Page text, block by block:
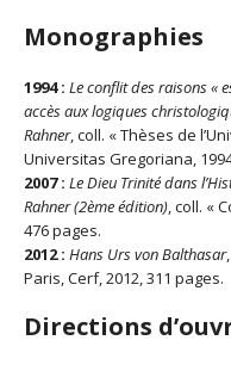
Monographies
1994 : Le conflit des raisons «
accès aux logiques
Rahner, coll. « Thèses de
Universitas Gregoriana,
2007 : Le Dieu Trinité dans
Rahner (2ème édition), coll. «
476 pages.
2012 : Hans Urs von Balthasar
Paris, Cerf, 2012, 311 pages.
Directions